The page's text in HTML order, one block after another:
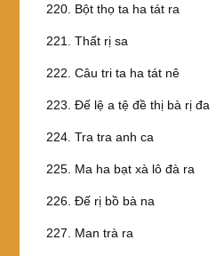
220. Bột thọ ta ha tát ra
221. Thất rị sa
222. Câu tri ta ha tát nê
223. Ðế lệ a tệ đề thị bà rị đa
224. Tra tra anh ca
225. Ma ha bạt xà lô đà ra
226. Ðế rị bồ bà na
227. Man trà ra